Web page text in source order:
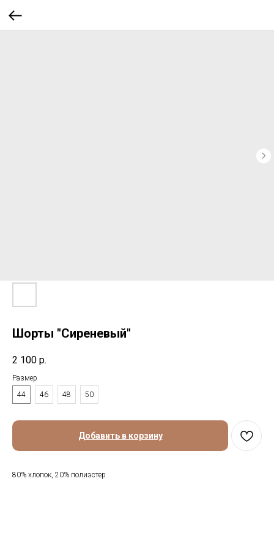
Шорты "Сиреневый"
2 100 р.
Размер
44
46 48 50
Добавить в корзину
80% хлопок, 20% полиэстер